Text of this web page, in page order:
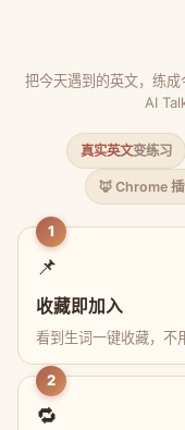
把今天遇到的英文，练
AI
真实英文变练习
🦊 Chrome
1
📌
收藏即加入
看到生词一键收藏，不
2
🔁